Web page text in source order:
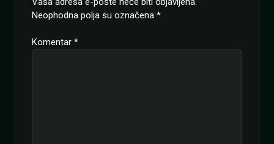
Neophodna polja su označena *
Komentar *